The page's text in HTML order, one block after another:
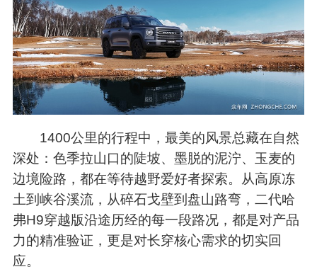
1400公里的行程中，最美的风景总藏在自然
深处：色季拉山口的陡坡、墨脱的泥泞、玉麦的
边境险路，都在等待越野爱好者探索。从高原冻
土到峡谷溪流，从碎石戈壁到盘山路弯，二代哈
弗H9穿越版沿途历经的每一段路况，都是对产品
力的精准验证，更是对长穿核心需求的切实回
应。